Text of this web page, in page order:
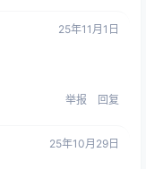
25年11月1日
举报 回复
25年10月29日